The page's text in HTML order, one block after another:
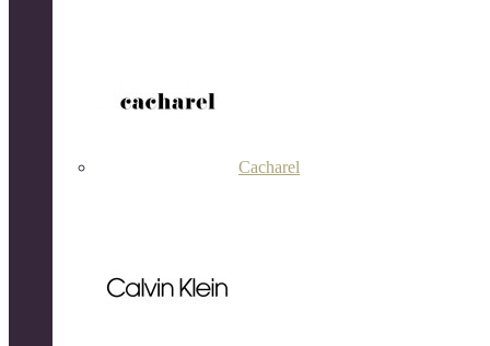
Cacharel